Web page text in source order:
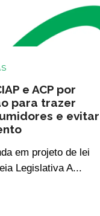
e ACP por
para trazer
e evitar
em projeto de lei
Legislativa A...